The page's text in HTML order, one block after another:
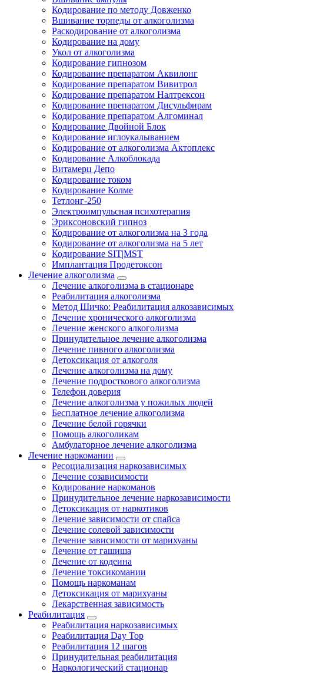
Кодирование по методу Довженко
Вшивание торпеды от алкоголизма
Раскодирование от алкоголизма
Кодирование на дому
Укол от алкоголизма
Кодирование гипнозом
Кодирование препаратом Аквилонг
Кодирование препаратом Вивитрол
Кодирование препаратом Налтрексон
Кодирование препаратом Дисульфирам
Кодирование препаратом Алгоминал
Кодирование Двойной Блок
Кодирование иглоукалыванием
Кодирование от алкоголизма Актоплекс
Кодирование Алкоблокада
Витамерц Депо
Кодирование током
Кодирование Колме
Тетлонг-250
Электроимпульсная психотерапия
Эриксоновский гипноз
Кодирование от алкоголизма на 3 года
Кодирование от алкоголизма на 5 лет
Кодирование SIT|MST
Имплантация Продетоксон
Лечение алкоголизма
Лечение алкоголизма в стационаре
Реабилитация алкоголизма
Метод Шичко: Реабилитация алкозависимых
Лечение хронического алкоголизма
Лечение женского алкоголизма
Принудительное лечение алкоголизма
Лечение пивного алкоголизма
Детоксикация от алкоголя
Лечение алкоголизма на дому
Лечение подросткового алкоголизма
Телефон доверия
Лечение алкоголизма у пожилых людей
Бесплатное лечение алкоголизма
Лечение белой горячки
Помощь алкоголикам
Амбулаторное лечение алкоголизма
Лечение наркомании
Ресоциализация наркозависимых
Лечение созависимости
Кодирование наркоманов
Принудительное лечение наркозависимости
Детоксикация от наркотиков
Лечение зависимости от спайса
Лечение солевой зависимости
Лечение зависимости от марихуаны
Лечение от гашиша
Лечение от кодеина
Лечение токсикомании
Помощь наркоманам
Детоксикация от марихуаны
Лекарственная зависимость
Реабилитация
Реабилитация наркозависимых
Реабилитация Day Top
Реабилитация 12 шагов
Принудительная реабилитация
Наркологический стационар